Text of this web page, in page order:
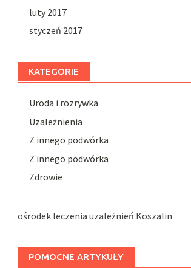
luty 2017
styczeń 2017
KATEGORIE
Uroda i rozrywka
Uzależnienia
Z innego podwórka
Z innego podwórka
Zdrowie
ośrodek leczenia uzależnień Koszalin
POMOCNE ARTYKUŁY